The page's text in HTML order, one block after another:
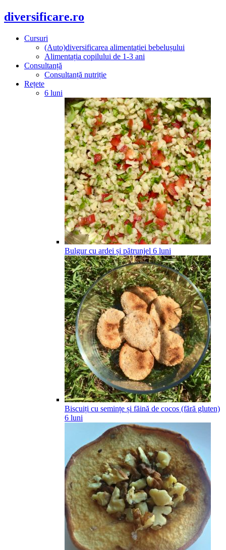
diversificare.ro
Cursuri
(Auto)diversificarea alimentației bebelușului
Alimentația copilului de 1-3 ani
Consultanță
Consultanță nutriție
Rețete
6 luni
Bulgur cu ardei și pătrunjel 6 luni
Biscuiți cu semințe și făină de cocos (fără gluten)
6 luni